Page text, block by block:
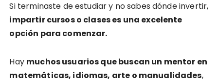
Si terminaste de estudiar y no sabes dónde invertir,
impartir cursos o clases es una excelente
opción para comenzar.
Hay muchos usuarios que buscan un mentor en
matemáticas, idiomas, arte o manualidades,